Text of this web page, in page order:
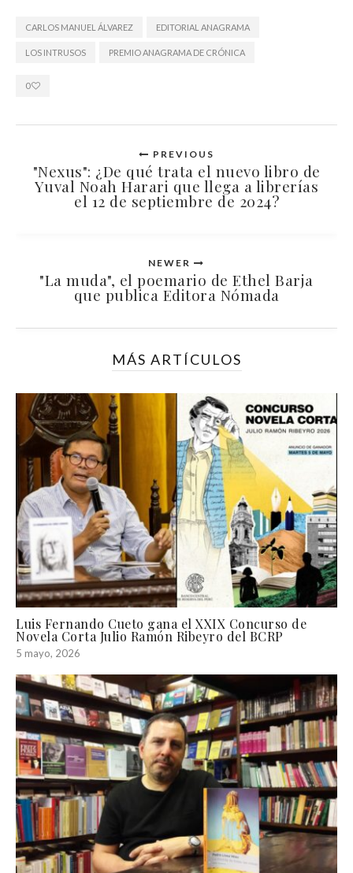
CARLOS MANUEL ÁLVAREZ EDITORIAL ANAGRAMA
LOS INTRUSOS PREMIO ANAGRAMA DE CRÓNICA
0
PREVIOUS
"Nexus": ¿De qué trata el nuevo libro de
Yuval Noah Harari que llega a librerías
el 12 de septiembre de 2024?
NEWER
"La muda", el poemario de Ethel Barja
que publica Editora Nómada
MÁS ARTÍCULOS
Luis Fernando Cueto gana el XXIX Concurso de
Novela Corta Julio Ramón Ribeyro del BCRP
5 mayo, 2026